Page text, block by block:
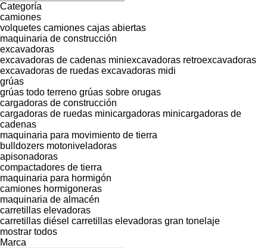
Categoría
camiones
volquetes camiones cajas abiertas
maquinaria de construcción
excavadoras
excavadoras de cadenas miniexcavadoras retroexcavadoras
excavadoras de ruedas excavadoras midi
grúas
grúas todo terreno grúas sobre orugas
cargadoras de construcción
cargadoras de ruedas minicargadoras minicargadoras de
cadenas
maquinaria para movimiento de tierra
bulldozers motoniveladoras
apisonadoras
compactadores de tierra
maquinaria para hormigón
camiones hormigoneras
maquinaria de almacén
carretillas elevadoras
carretillas diésel carretillas elevadoras gran tonelaje
mostrar todos
Marca